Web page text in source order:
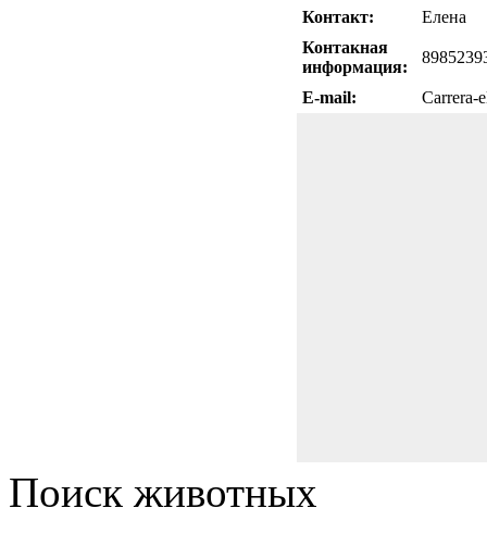
Контакт:
Елена
Контакная
информация:
E-mail: Carrera-
Поиск животных